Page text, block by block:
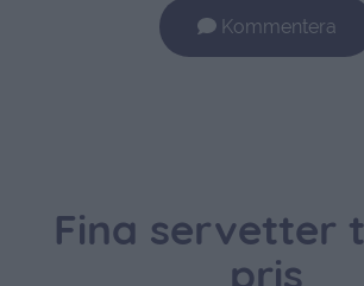
Kommentera
Fina servetter